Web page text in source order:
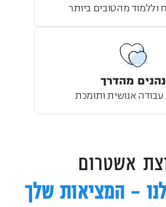
מהטובים ביותר
נהנים מהדרך
אנושית ותומכת
אשטרום
– המציאות שלך